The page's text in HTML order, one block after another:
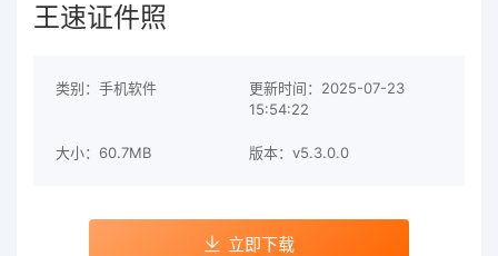
王速证件照
类别：手机软件
更新时间：2025-07-23
15:54:22
大小：60.7MB 版本：v5.3.0.0
立即下载